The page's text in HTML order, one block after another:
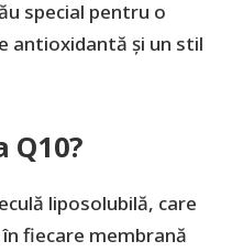
special pentru o
antioxidantă și un stil
Q10?
liposolubilă, care
fiecare membrană